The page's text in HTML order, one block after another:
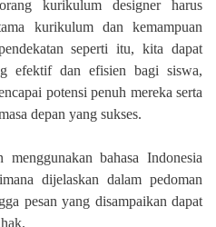
kurikulum designer harus
kurikulum dan kemampuan
seperti itu, kita dapat
efektif dan efisien bagi siswa,
potensi penuh mereka serta
depan yang sukses.
bahasa Indonesia
dijelaskan dalam pedoman
pesan yang disampaikan dapat